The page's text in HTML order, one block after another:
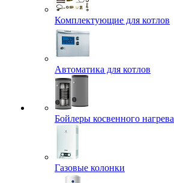
Комплектующие для котлов
Автоматика для котлов
Бойлеры косвенного нагрева
Газовые колонки